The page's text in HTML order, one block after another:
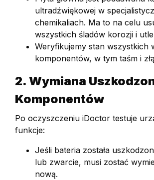
ultradźwiękowej w
chemikaliach. Ma to na celu
wszystkich śladów korozji i
Weryfikujemy stan wszystkich
komponentów, w tym taśm i
2. Wymiana
Komponentów
Po oczyszczeniu iDoctor testuje
funkcje:
Jeśli bateria została
lub zwarcie, musi zostać
nową.